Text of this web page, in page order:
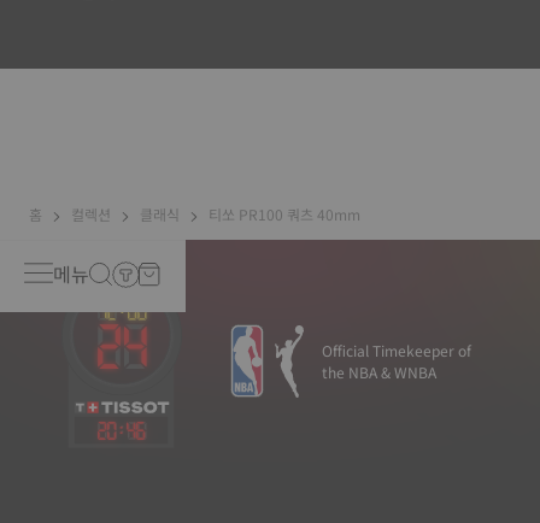
홈 컬렉션 클래식 티쏘 PR100 쿼츠 40mm
메뉴
20:46
Official Timekeeper of
the NBA & WNBA